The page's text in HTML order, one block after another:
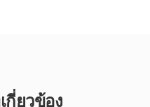
กี่ยวข้อง